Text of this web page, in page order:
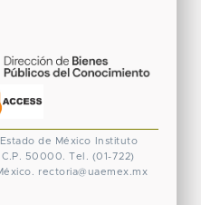
de México
Instituto
C.P. 50000. Tel. (01-722)
rectoria@uaemex.mx